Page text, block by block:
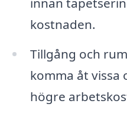
kostnaden.
Tillgång och
komma åt vissa
högre